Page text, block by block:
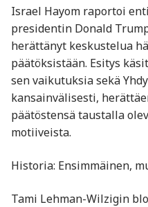
Israel Hayom raportoi
presidentin Donald
herättänyt keskustelua
päätöksistään. Esitys
sen vaikutuksia sekä
kansainvälisesti,
päätöstensä taustalla
motiiveista. ​
Historia: Ensimmäinen,
Tami Lehman-Wilzigin